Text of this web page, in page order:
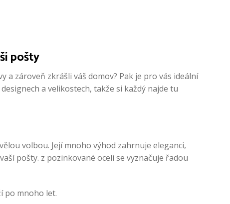
pošty
zároveň zkrášli váš domov? Pak je pro vás ideální
a velikostech, takže si každý najde tu
volbou. Její mnoho výhod zahrnuje eleganci,
pošty. z pozinkované oceli se vyznačuje řadou
po mnoho let.